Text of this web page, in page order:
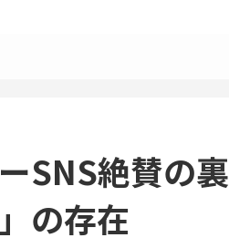
SNS絶賛の裏
の存在